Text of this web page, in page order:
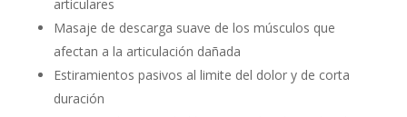
articulares
Masaje de descarga suave de los músculos que
afectan a la articulación dañada
Estiramientos pasivos al limite del dolor y de corta
duración